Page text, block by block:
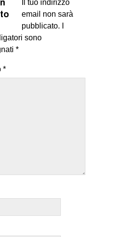
Il tuo indirizzo
email non sarà
pubblicato.
sono
*
*